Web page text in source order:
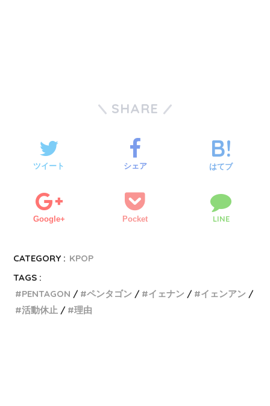
SHARE
ツイート シェア はてブ
Google+ Pocket LINE
CATEGORY : KPOP
TAGS :
PENTAGON
ペンタゴン イェナン
イェンアン
活動休止
理由